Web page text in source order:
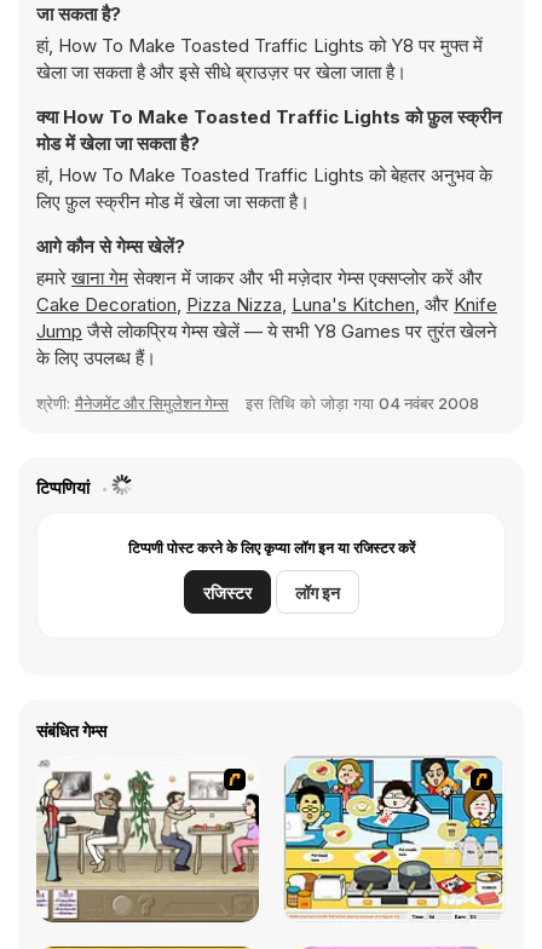
जा सकता है?
हां, How To Make Toasted Traffic Lights को Y8 पर मुफ्त में
खेला जा सकता है और इसे सीधे ब्राउज़र पर खेला जाता है।
क्या How To Make Toasted Traffic Lights को फ़ुल स्क्रीन
मोड में खेला जा सकता है?
हां, How To Make Toasted Traffic Lights को बेहतर अनुभव के
लिए फ़ुल स्क्रीन मोड में खेला जा सकता है।
आगे कौन से गेम्स खेलें?
हमारेखाना गेमसेक्शन में जाकर और भी मज़ेदार गेम्स एक्सप्लोर करें और
Cake Decoration, Pizza Nizza, Luna's Kitchen, और Knife
Jump जैसे लोकप्रिय गेम्स खेलें — ये सभी Y8 Games पर तुरंत खेलने
के लिए उपलब्ध हैं।
श्रेणी: मैनेजमेंट और सिमुलेशन गेम्स इस तिथि को जोड़ा गया 04 नवंबर 2008
टिप्पणियां
टिप्पणी पोस्ट करने के लिए कृप्या लॉग इन या रजिस्टर करें
रजिस्टर लॉग इन
संबंधित गेम्स